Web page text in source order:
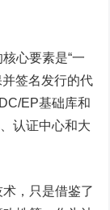
心要素是“一
并签名发行的代
EP基础库和
认证中心和大
，只是借鉴了